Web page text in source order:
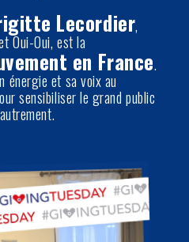
Lecordier,
Oui-Oui, est la
en France.
énergie et sa voix au
sensibiliser le grand public